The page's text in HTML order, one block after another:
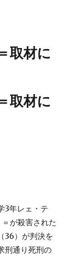
取材に
取材に
3年レェ・テ
が殺害された
36）が判決を
刑通り死刑の